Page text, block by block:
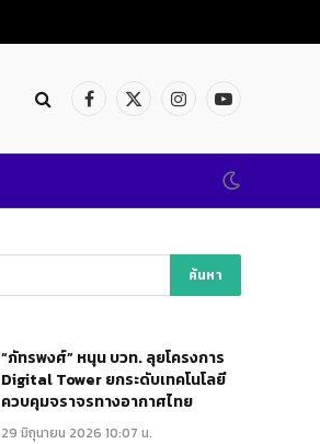
Facebook
X
InstagramYouTube
“ภัทรพงศ์” หนุน บวท. ลุยโครงการ
Digital Tower ยกระดับเทคโนโลยี
ควบคุมจราจรทางอากาศไทย
29 มิถุนายน 2026 10:07 น.